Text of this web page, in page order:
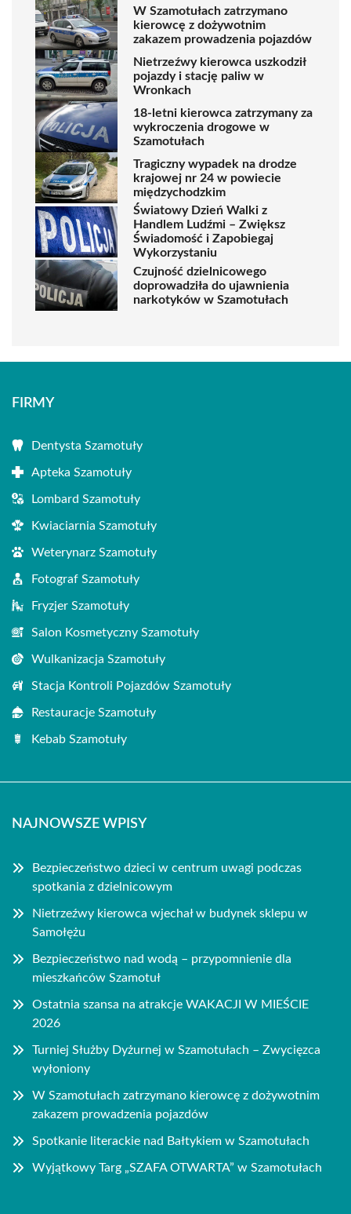
W Szamotułach zatrzymano
kierowcę z dożywotnim
zakazem prowadzenia pojazdów
Nietrzeźwy kierowca uszkodził
pojazdy i stację paliw w
Wronkach
18-letni kierowca zatrzymany za
wykroczenia drogowe w
Szamotułach
Tragiczny wypadek na drodze
krajowej nr 24 w powiecie
międzychodzkim
Światowy Dzień Walki z
Handlem Ludźmi – Zwiększ
Świadomość i Zapobiegaj
Wykorzystaniu
Czujność dzielnicowego
doprowadziła do ujawnienia
narkotyków w Szamotułach
FIRMY
Dentysta Szamotuły
Apteka Szamotuły
Lombard Szamotuły
Kwiaciarnia Szamotuły
Weterynarz Szamotuły
Fotograf Szamotuły
Fryzjer Szamotuły
Salon Kosmetyczny Szamotuły
Wulkanizacja Szamotuły
Stacja Kontroli Pojazdów Szamotuły
Restauracje Szamotuły
Kebab Szamotuły
NAJNOWSZE WPISY
Bezpieczeństwo dzieci w centrum uwagi podczas
spotkania z dzielnicowym
Nietrzeźwy kierowca wjechał w budynek sklepu w
Samołężu
Bezpieczeństwo nad wodą – przypomnienie dla
mieszkańców Szamotuł
Ostatnia szansa na atrakcje WAKACJI W MIEŚCIE
2026
Turniej Służby Dyżurnej w Szamotułach – Zwycięzca
wyłoniony
W Szamotułach zatrzymano kierowcę z dożywotnim
zakazem prowadzenia pojazdów
Spotkanie literackie nad Bałtykiem w Szamotułach
Wyjątkowy Targ „SZAFA OTWARTA” w Szamotułach